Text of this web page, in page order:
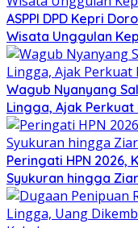
ASPPI DPD Kepri
Wisata Unggulan
Wagub Nyanyang
Lingga, Ajak
Peringati HPN 2026,
Syukuran hingga